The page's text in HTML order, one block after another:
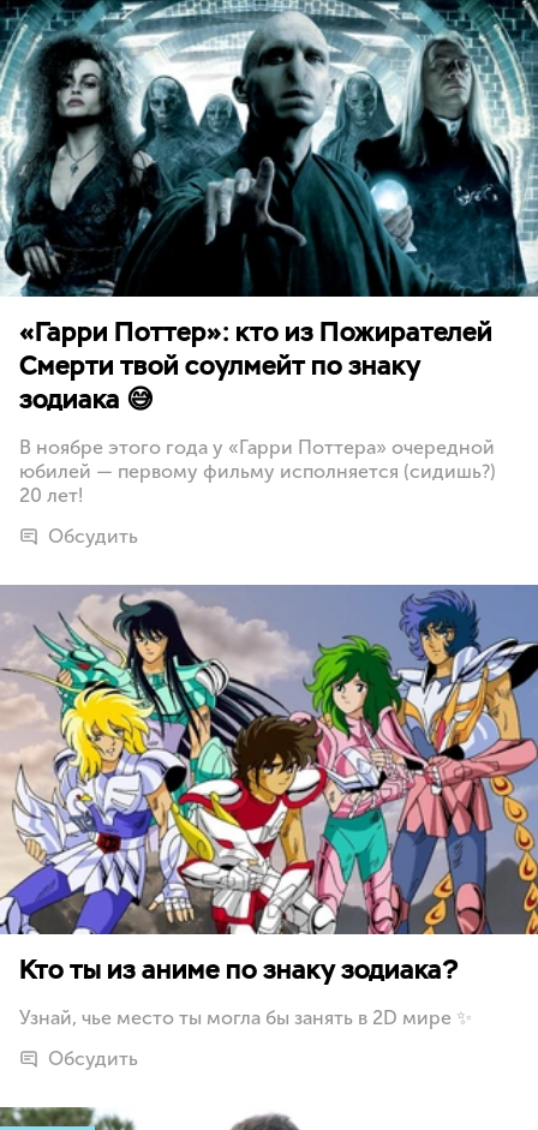
«Гарри Поттер»: кто из Пожирателей
Смерти твой соулмейт по знаку
зодиака 😅
В ноябре этого года у «Гарри Поттера» очередной
юбилей — первому фильму исполняется (сидишь?)
20 лет!
Обсудить
Кто ты из аниме по знаку зодиака?
Узнай, чье место ты могла бы занять в 2D мире ✨
Обсудить